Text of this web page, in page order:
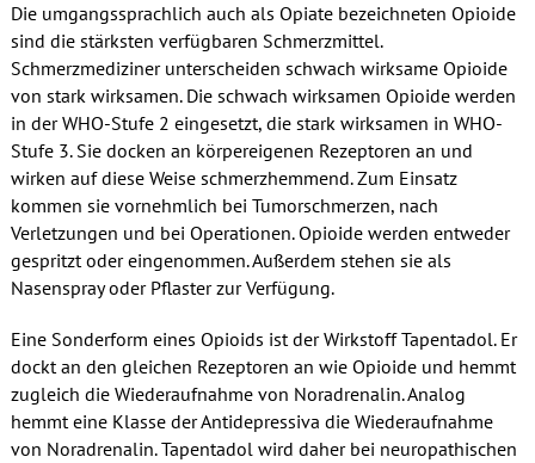
Die umgangssprachlich auch als Opiate bezeichneten Opioide
sind die stärksten verfügbaren Schmerzmittel.
Schmerzmediziner unterscheiden schwach wirksame Opioide
von stark wirksamen. Die schwach wirksamen Opioide werden
in der WHO-Stufe 2 eingesetzt, die stark wirksamen in WHO-
Stufe 3. Sie docken an körpereigenen Rezeptoren an und
wirken auf diese Weise schmerzhemmend. Zum Einsatz
kommen sie vornehmlich bei Tumorschmerzen, nach
Verletzungen und bei Operationen. Opioide werden entweder
gespritzt oder eingenommen. Außerdem stehen sie als
Nasenspray oder Pflaster zur Verfügung.
Eine Sonderform eines Opioids ist der Wirkstoff Tapentadol. Er
dockt an den gleichen Rezeptoren an wie Opioide und hemmt
zugleich die Wiederaufnahme von Noradrenalin. Analog
hemmt eine Klasse der Antidepressiva die Wiederaufnahme
von Noradrenalin. Tapentadol wird daher bei neuropathischen